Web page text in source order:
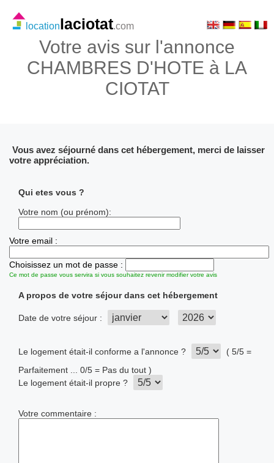
Votre avis sur l'annonce
CHAMBRES D'HOTE à LA
CIOTAT
locationlaciotat.com
Vous avez séjourné dans cet hébergement, merci de laisser
votre appréciation.
Qui etes vous ?
Votre nom (ou prénom):
Votre email :
Choisissez un mot de passe :
Ce mot de passe vous servira si vous souhaitez revenir modifier votre avis
A propos de votre séjour dans cet hébergement
Date de votre séjour :
Le logement était-il conforme a l'annonce ?
( 5/5 =
Parfaitement ... 0/5 = Pas du tout )
Le logement était-il propre ?
Votre commentaire :